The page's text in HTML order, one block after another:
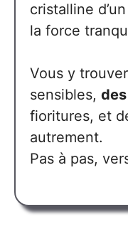
cristalline
la force
Vous y
sensibles,
fioritures, et
autrement.
Pas à pas,